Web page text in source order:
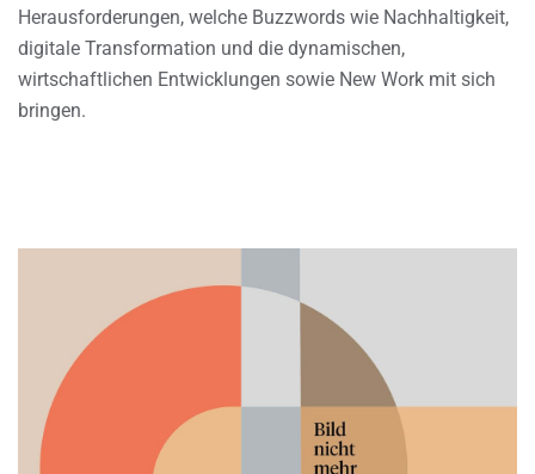
Herausforderungen, welche Buzzwords wie Nachhaltigkeit,
digitale Transformation und die dynamischen,
wirtschaftlichen Entwicklungen sowie New Work mit sich
bringen.